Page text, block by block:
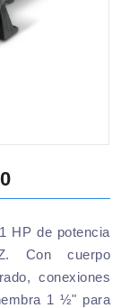
HP de potencia
Con cuerpo
conexiones
1 ½" para